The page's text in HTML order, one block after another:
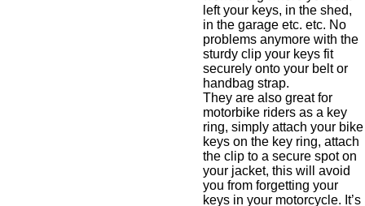
left your keys, in the shed,
in the garage etc. etc. No
problems anymore with the
sturdy clip your keys fit
securely onto your belt or
handbag strap.
They are also great for
motorbike riders as a key
ring, simply attach your bike
keys on the key ring, attach
the clip to a secure spot on
your jacket, this will avoid
you from forgetting your
keys in your motorcycle. It’s